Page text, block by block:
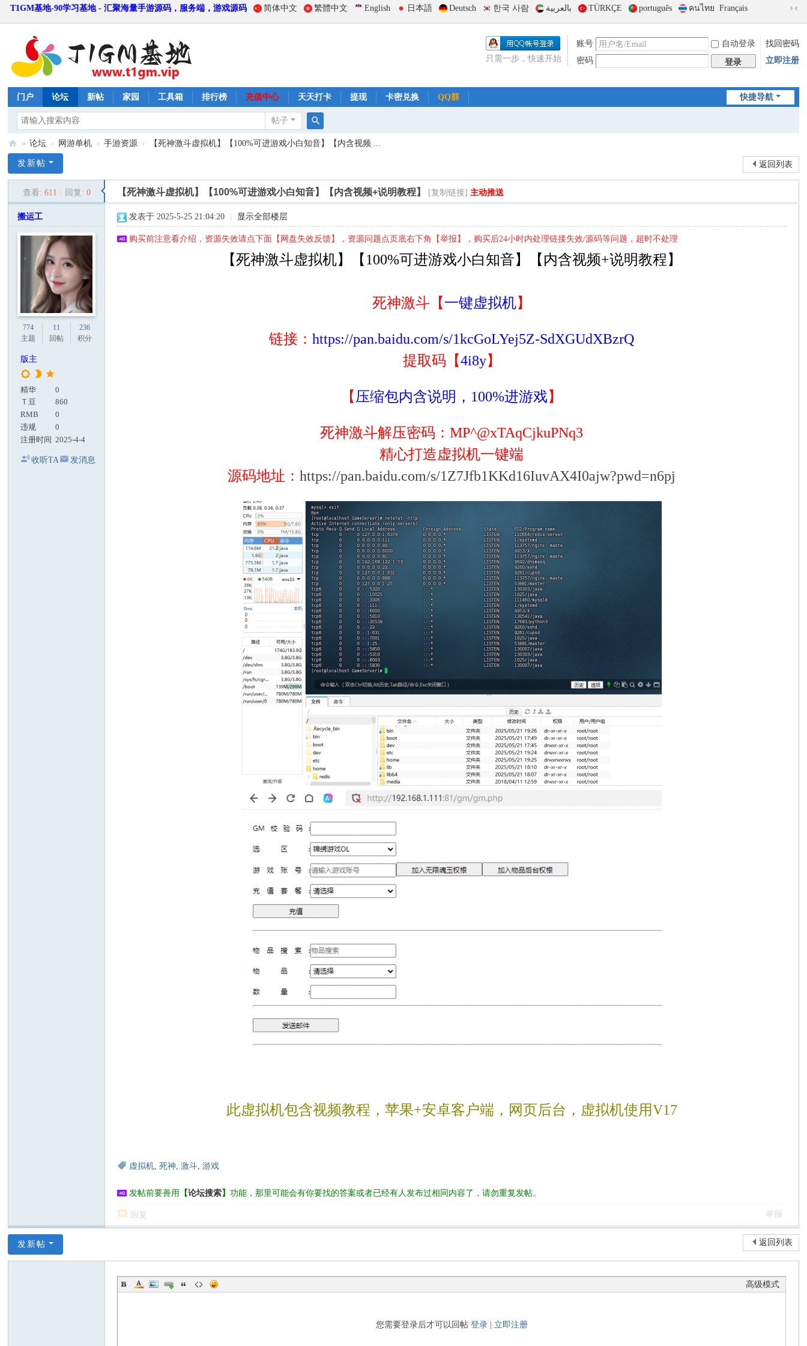
T1GM基地-90学习基地 - 汇聚海量手游源码，服务端，游戏源码 简体中文 繁體中文 English 日本語 Deutsch 한국 사람 بالعربية TÜRKÇE português คนไทย Français
到
版
账号 自动登录
找回密码
密码
登录 立即注册
只需一步，快速开始
快捷导航
门户 论坛 新帖 家园 工具箱 排行榜 充值中心 天天打卡 提现 卡密兑换 QQ群
帖子
搜
1
» 论坛 › 网游单机 › 手游资源 › 【死神激斗虚拟机】【100%可进游戏小白知音】【内含视频 ...
返回列表
发新帖
查看: 611 回复: 0 【死神激斗虚拟机】【100%可进游戏小白知音】【内含视频+说明教程】 [复制链接] 主动推送
搬运工
774
主题
11
回帖
236
积分
版主
精华
0
Ｔ豆
860
RMB
0
违规
0
注册时间 2025-4-4
收听TA 发消息
发表于 2025-5-25 21:04:20 显示全部楼层
购买前注意看介绍，资源失效请点下面【网盘失效反馈】，资源问题点页底右下角【举报】，购买后24小时内处理链接失效/源码等问题，超时不处理
【死神激斗虚拟机】【100%可进游戏小白知音】【内含视频+说明教程】
死神激斗【一键虚拟机】
链接：https://pan.baidu.com/s/1kcGoLYej5Z-SdXGUdXBzrQ
提取码【4i8y】
【 压缩包内含说明，100%进游戏】
死神激斗解压密码：MP^@xTAqCjkuPNq3
精心打造虚拟机一键端
源码地址：https://pan.baidu.com/s/1Z7Jfb1KKd16IuvAX4I0ajw?pwd=n6pj
此虚拟机包含视频教程，苹果+安卓客户端，网页后台，虚拟机使用V17
虚拟机,死神,激斗,游戏
发帖前要善用 【论坛搜索】功能，那里可能会有你要找的答案或者已经有人发布过相同内容了，请勿重复发帖。
回复 举报
返回列表
发新帖
高级模式
您需要登录后才可以回帖 登录| 立即注册